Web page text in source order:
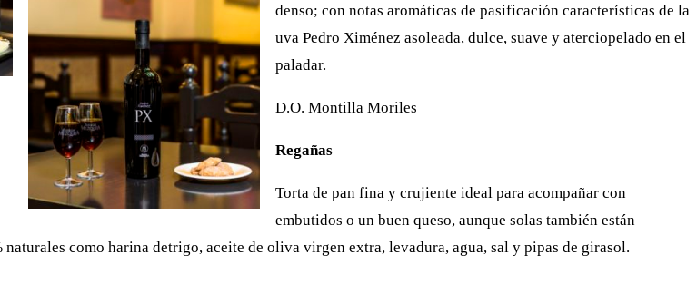
denso; con notas aromáticas de pasificación características de la
uva Pedro Ximénez asoleada, dulce, suave y aterciopelado en el
paladar.
D.O. Montilla Moriles
Regañas
Torta de pan fina y crujiente ideal para acompañar con
embutidos o un buen queso, aunque solas también están
como harina detrigo, aceite de oliva virgen extra, levadura, agua, sal y pipas de girasol.